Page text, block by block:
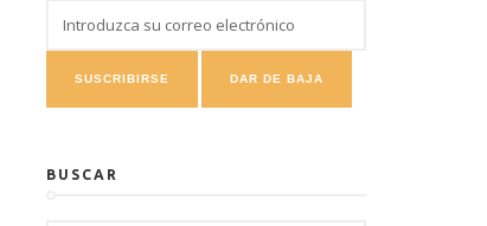
BUSCAR